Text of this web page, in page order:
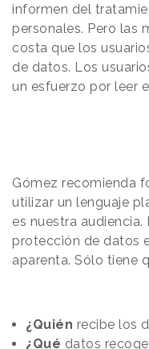
informen del
personales. Pero las
costa que los
de datos. Los
un esfuerzo por leer
Gómez recomienda
utilizar un lenguaje
es nuestra
protección de datos
aparenta. Sólo tiene
¿Quién recibe los
¿Qué datos